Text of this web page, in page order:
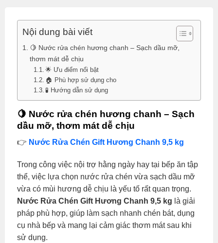
Nội dung bài viết
🍋 Nước rửa chén hương chanh – Sạch dầu mỡ,
thơm mát dễ chịu
🌟 Ưu điểm nổi bật
🏠 Phù hợp sử dụng cho
🧪 Hướng dẫn sử dụng
🍋 Nước rửa chén hương chanh – Sạch
dầu mỡ, thơm mát dễ chịu
👉 Nước Rửa Chén Gift Hương Chanh 9,5 kg
Trong công việc nội trợ hằng ngày hay tại bếp ăn tập
thể, việc lựa chọn nước rửa chén vừa sạch dầu mỡ
vừa có mùi hương dễ chịu là yếu tố rất quan trọng.
Nước Rửa Chén Gift Hương Chanh 9,5 kg là giải
pháp phù hợp, giúp làm sạch nhanh chén bát, dụng
cụ nhà bếp và mang lại cảm giác thơm mát sau khi
sử dụng.